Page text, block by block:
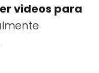
videos para